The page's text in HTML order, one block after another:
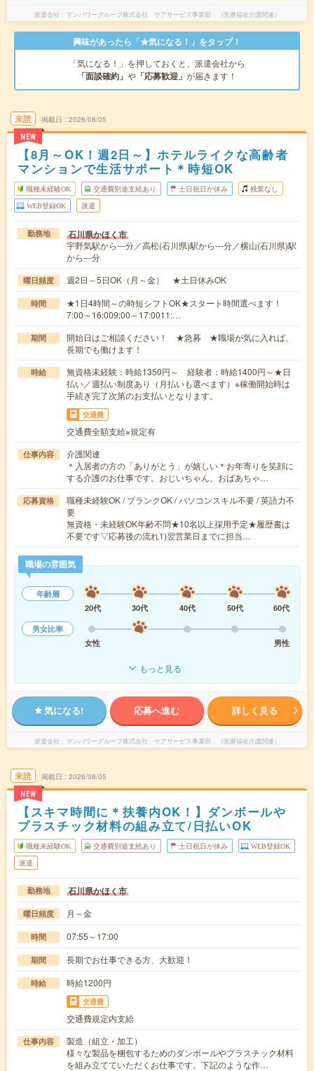
派遣会社 マンパワーグループ株式会社 ケアサービス事業部 （医療福祉介護関連）
興味があったら「★気になる！」をタップ！
「気になる！」を押しておくと、派遣会社から
「面談確約」 や 「応募歓迎」 が届きます！
未読
NEW
掲載日 2026/08/05
【8月～OK！週2日～】ホテルライクな高齢者
マンションで生活サポート＊時短OK
職種未経験OK 交通費別途支給あり 土日祝日が休み 残業なし
WEB登録OK 派遣
勤務地 石川県かほく市
宇野気駅から---分／高松(石川県)駅から---分／横山(石川県)駅
から---分
曜日頻度 週2日～5日OK（月～金） ★土日休みOK
時間
★1日4時間～の時短シフトOK★スタート時間選べます！
7:00～16:009:00～17:0011:…
期間
開始日はご相談ください！ ★急募 ★職場が気に入れば、
長期でも働けます！
時給
無資格未経験：時給1350円～ 経験者：時給1400円～★日
払い／週払い制度あり（月払いも選べます）※稼働開始時は
手続き完了次第のお支払いとなります。
交通費
交通費全額支給※規定有
仕事内容
介護関連
＊入居者の方の「ありがとう」が嬉しい＊お年寄りを笑顔に
する介護のお仕事です。おじいちゃん、おばあちゃ…
応募資格
職種未経験OK / ブランクOK / パソコンスキル不要 / 英語力不
要
無資格・未経験OK年齢不問★10名以上採用予定★履歴書は
不要です▽応募後の流れ1)翌営業日までに担当…
職場の雰囲気
年齢層
20代
30代 40代 50代
60代
男女比率
女性
男性
もっと見る
気になる! 応募へ進む 詳しく見る
派遣会社 マンパワーグループ株式会社 ケアサービス事業部 （医療福祉介護関連）
未読
NEW
掲載日 2026/08/05
【スキマ時間に＊扶養内OK！】ダンボールや
プラスチック材料の組み立て/日払いOK
職種未経験OK 交通費別途支給あり 土日祝日が休み WEB登録OK
派遣
勤務地 石川県かほく市
曜日頻度 月～金
時間 07:55～17:00
期間 長期でお仕事できる方、大歓迎！
時給 時給1200円
交通費
交通費規定内支給
仕事内容
製造（組立・加工）
様々な製品を梱包するためのダンボールやプラスチック材料
を組み立てていただくお仕事です。下記のような作…